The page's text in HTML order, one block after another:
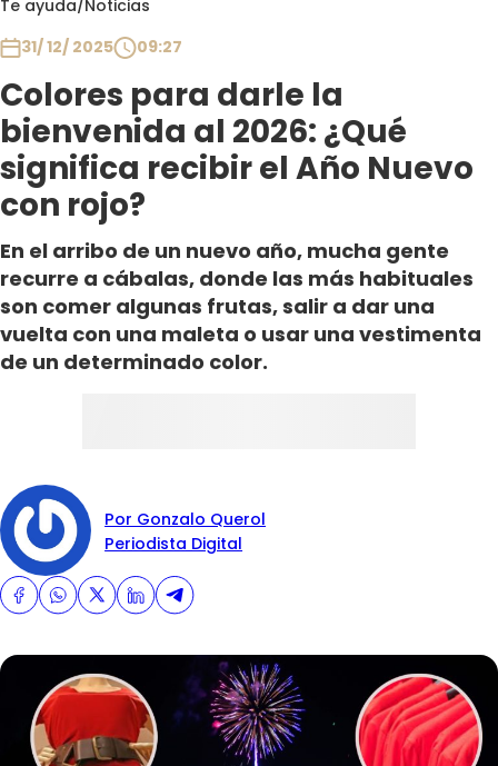
Te ayuda/Noticias
31/ 12/ 2025
09:27
Colores para darle la
bienvenida al 2026: ¿Qué
significa recibir el Año Nuevo
con rojo?
En el arribo de un nuevo año, mucha gente
recurre a cábalas, donde las más habituales
son comer algunas frutas, salir a dar una
vuelta con una maleta o usar una vestimenta
de un determinado color.
Por Gonzalo Querol
Periodista Digital
Club De La Comedia
Contigo en Directo
Plan Perfecto
El Tiempo
Sabingo
Todos Los Programas